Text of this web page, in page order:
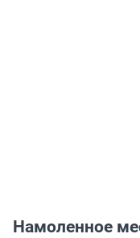
Намоленное